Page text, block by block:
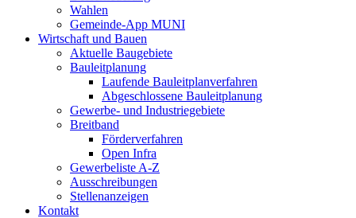
Wahlen
Gemeinde-App MUNI
Wirtschaft und Bauen
Aktuelle Baugebiete
Bauleitplanung
Laufende Bauleitplanverfahren
Abgeschlossene Bauleitplanung
Gewerbe- und Industriegebiete
Breitband
Förderverfahren
Open Infra
Gewerbeliste A-Z
Ausschreibungen
Stellenanzeigen
Kontakt